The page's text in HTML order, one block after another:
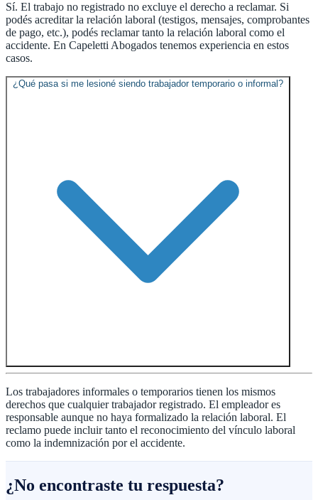
Sí. El trabajo no registrado no excluye el derecho a reclamar. Si
podés acreditar la relación laboral (testigos, mensajes, comprobantes
de pago, etc.), podés reclamar tanto la relación laboral como el
accidente. En Capeletti Abogados tenemos experiencia en estos
casos.
Los trabajadores informales o temporarios tienen los mismos
derechos que cualquier trabajador registrado. El empleador es
responsable aunque no haya formalizado la relación laboral. El
reclamo puede incluir tanto el reconocimiento del vínculo laboral
como la indemnización por el accidente.
¿No encontraste tu respuesta?